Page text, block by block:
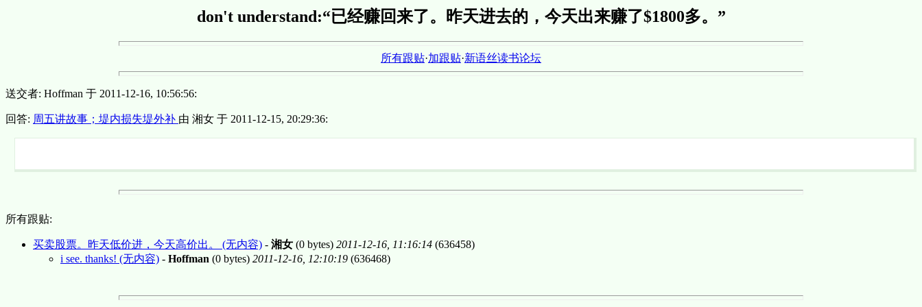
don't understand:“已经赚回来了。昨天进去的，今天出来赚了$1800多。”
所有跟贴·加跟贴·新语丝读书论坛
送交者: Hoffman 于 2011-12-16, 10:56:56:
回答: 周五讲故事；堤内损失堤外补 由 湘女 于 2011-12-15, 20:29:36:
所有跟贴:
买卖股票。昨天低价进，今天高价出。 (无内容) - 湘女 (0 bytes) 2011-12-16, 11:16:14 (636458)
i see. thanks! (无内容) - Hoffman (0 bytes) 2011-12-16, 12:10:19 (636468)